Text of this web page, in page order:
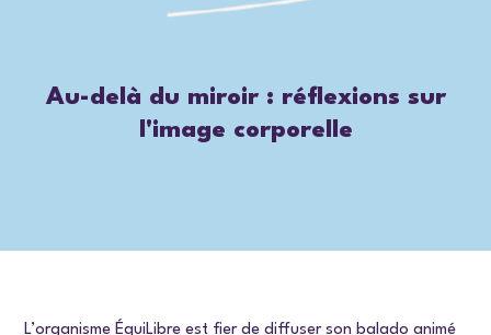
Au-delà du miroir : réflexions sur
l'image corporelle
L’organisme ÉquiLibre est fier de diffuser son balado animé